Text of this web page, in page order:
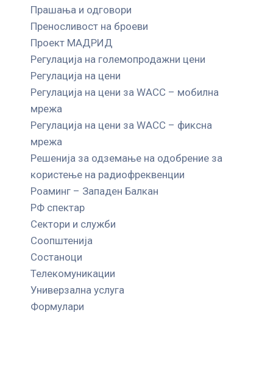
Прашања и одговори
Преносливост на броеви
Проект МАДРИД
Регулација на големопродажни цени
Регулација на цени
Регулација на цени за WACC – мобилна
мрежа
Регулација на цени за WACC – фиксна
мрежа
Решенија за одземање на одобрение за
користење на радиофреквенции
Роаминг – Западен Балкан
РФ спектар
Сектори и служби
Соопштенија
Состаноци
Телекомуникации
Универзална услуга
Формулари